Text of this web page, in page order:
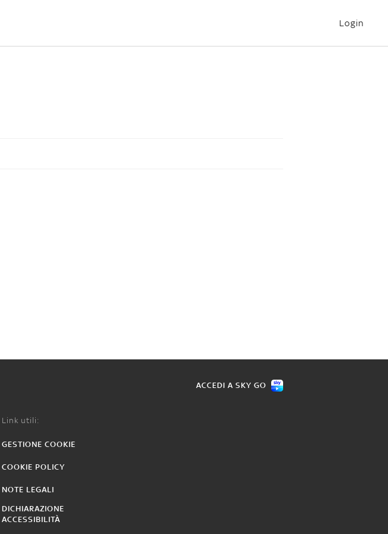
Login
ACCEDI A SKY GO
Link utili:
GESTIONE COOKIE
COOKIE POLICY
NOTE LEGALI
DICHIARAZIONE
ACCESSIBILITÀ